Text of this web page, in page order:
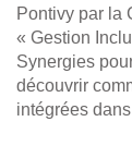
Pontivy par la
« Gestion
Synergies
découvrir
intégrées